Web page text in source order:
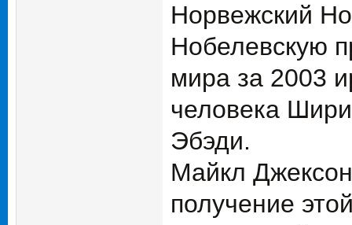
Норвежский
Нобелевскую
мира за 2003
человека
Эбэди.
Майкл
получение